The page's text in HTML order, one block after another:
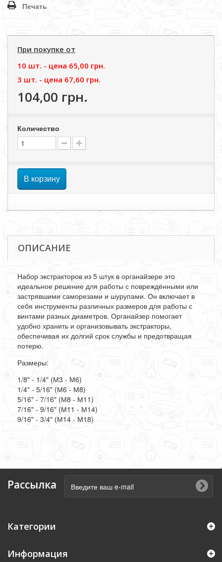
Печать
При покупке от
10 шт. - цена 65,00 грн.
3 шт. - цена 67,60 грн.
104,00 грн.
Количество
В корзину
ОПИСАНИЕ
Набор экстракторов из 5 штук в органайзере это
идеальное решение для работы с повреждёнными или
застрявшими саморезами и шурупами. Он включает в
себя инструменты различных размеров для работы с
винтами разных диаметров. Органайзер помогает
удобно хранить и организовывать экстракторы,
обеспечивая их долгий срок службы и предотвращая
потерю.
Размеры:
1/8" - 1/4" (М3 - М6)
1/4" - 5/16" (М6 - М8)
5/16" - 7/16" (М8 - М11)
7/16" - 9/16" (М11 - М14)
9/16" - 3/4" (М14 - М18)
Рассылка
Категории
Информация